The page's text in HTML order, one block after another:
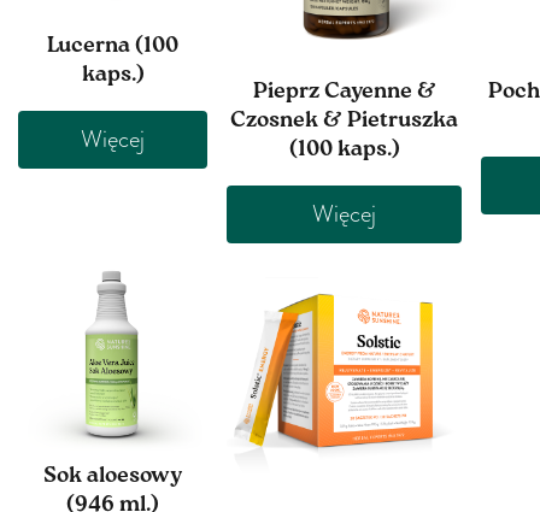
Lucerna (100
kaps.)
Więcej
Pieprz Cayenne &
Czosnek & Pietruszka
(100 kaps.)
Więcej
Sok aloesowy